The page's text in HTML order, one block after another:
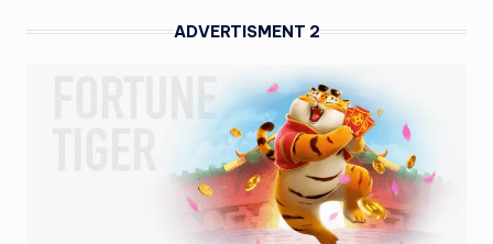
ADVERTISMENT 2